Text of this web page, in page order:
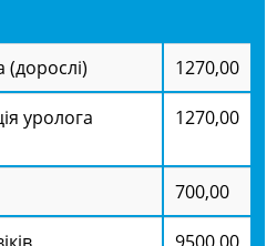
(дорослі)
1270,00
уролога
1270,00
700,00